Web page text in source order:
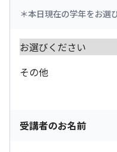
本日現在の学年をお選
その他
受講者のお名前